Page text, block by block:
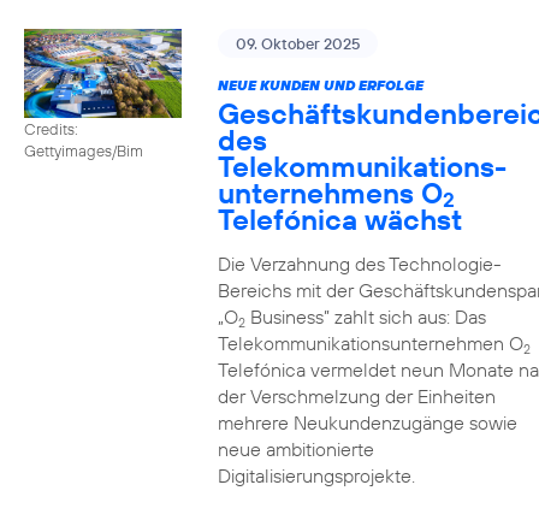
Credits:
Gettyimages/Bim
09. Oktober 2025
NEUE KUNDEN UND ERFOLGE
des
Telekommunikations­
unternehmens O2
Telefónica wächst
Die Verzahnung des Technologie-
Bereichs mit der
„O2Business” zahlt sich aus: Das
Telekommunikationsunternehmen O2
Telefónica vermeldet neun Monate
der Verschmelzung der Einheiten
mehrere Neukundenzugänge sowie
neue ambitionierte
Digitalisierungsprojekte.